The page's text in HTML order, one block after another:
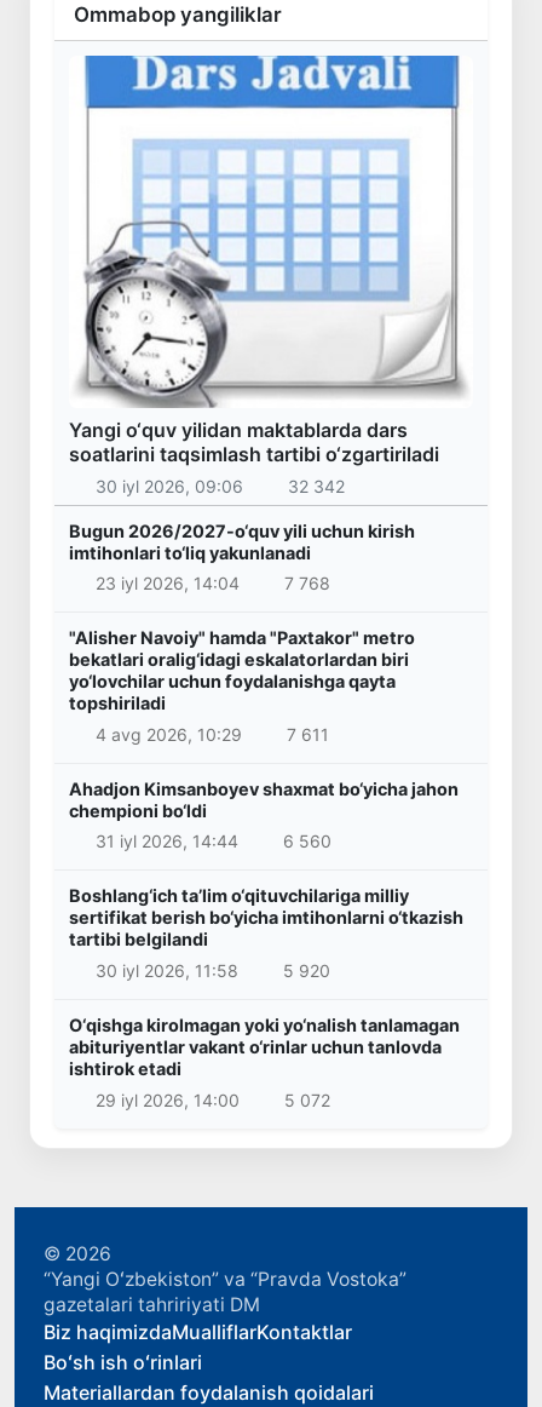
Ommabop yangiliklar
Yangi o‘quv yilidan maktablarda dars
soatlarini taqsimlash tartibi o‘zgartiriladi
30 iyl 2026, 09:06 32 342
Bugun 2026/2027-o‘quv yili uchun kirish
imtihonlari to‘liq yakunlanadi
23 iyl 2026, 14:04
7 768
"Alisher Navoiy" hamda "Paxtakor" metro
bekatlari oralig‘idagi eskalatorlardan biri
yo‘lovchilar uchun foydalanishga qayta
topshiriladi
4 avg 2026, 10:29
7 611
Ahadjon Kimsanboyev shaxmat bo‘yicha jahon
chempioni bo‘ldi
31 iyl 2026, 14:44
6 560
Boshlang‘ich ta’lim o‘qituvchilariga milliy
sertifikat berish bo‘yicha imtihonlarni o‘tkazish
tartibi belgilandi
30 iyl 2026, 11:58
5 920
O‘qishga kirolmagan yoki yo‘nalish tanlamagan
abituriyentlar vakant o‘rinlar uchun tanlovda
ishtirok etadi
29 iyl 2026, 14:00
5 072
© 2026
“Yangi Oʻzbekiston” va “Pravda Vostoka”
gazetalari tahririyati DM
Biz haqimizdaMualliflarKontaktlar
Boʻsh ish oʻrinlari
Materiallardan foydalanish qoidalari